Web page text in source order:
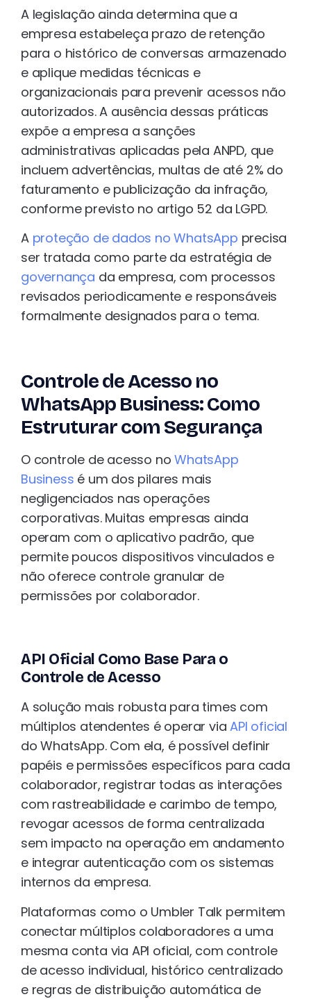
A legislação ainda determina que a
empresa estabeleça prazo de retenção
para o histórico de conversas armazenado
e aplique medidas técnicas e
organizacionais para prevenir acessos não
autorizados. A ausência dessas práticas
expõe a empresa a sanções
administrativas aplicadas pela ANPD, que
incluem advertências, multas de até 2% do
faturamento e publicização da infração,
conforme previsto no artigo 52 da LGPD.
A proteção de dados no WhatsApp precisa
ser tratada como parte da estratégia de
governança da empresa, com processos
revisados periodicamente e responsáveis
formalmente designados para o tema.
Controle de Acesso no
WhatsApp Business: Como
Estruturar com Segurança
O controle de acesso noWhatsApp
Business é um dos pilares mais
negligenciados nas operações
corporativas. Muitas empresas ainda
operam com o aplicativo padrão, que
permite poucos dispositivos vinculados e
não oferece controle granular de
permissões por colaborador.
API Oficial Como Base Para o
Controle de Acesso
A solução mais robusta para times com
múltiplos atendentes é operar viaAPI oficial
do WhatsApp. Com ela, é possível definir
papéis e permissões específicos para cada
colaborador, registrar todas as interações
com rastreabilidade e carimbo de tempo,
revogar acessos de forma centralizada
sem impacto na operação em andamento
e integrar autenticação com os sistemas
internos da empresa.
Plataformas como o Umbler Talk permitem
conectar múltiplos colaboradores a uma
mesma conta via API oficial, com controle
de acesso individual, histórico centralizado
e regras de distribuição automática de